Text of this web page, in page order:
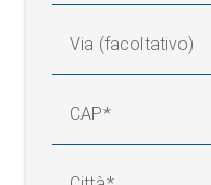
Via (facoltativo)
CAP